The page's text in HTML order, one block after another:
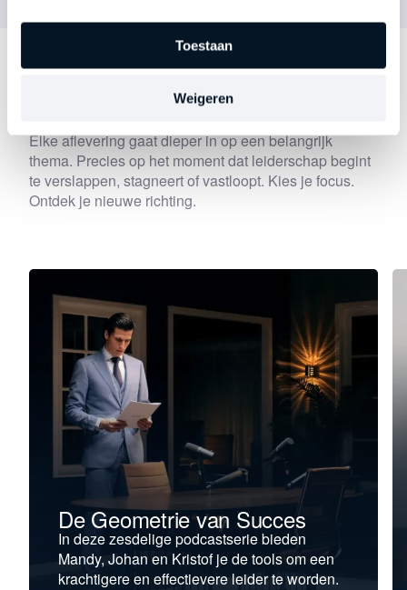
Toestaan
Weigeren
andere series
Elke aflevering gaat dieper in op een belangrijk
thema. Precies op het moment dat leiderschap begint
te verslappen, stagneert of vastloopt. Kies je focus.
Ontdek je nieuwe richting.
De Geometrie van Succes
In deze zesdelige podcastserie bieden
Mandy, Johan en Kristof je de tools om een
krachtigere en effectievere leider te worden.